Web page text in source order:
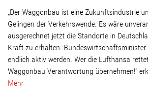
Wohnopoly
Das Buch
„Der Waggonbau ist eine Zukunftsindustrie
Gelingen der Verkehrswende. Es wäre
ausgerechnet jetzt die Standorte in
Kraft zu erhalten.
endlich aktiv werden. Wer die Lufthansa
Waggonbau Verantwortung übernehmen!“
Mehr